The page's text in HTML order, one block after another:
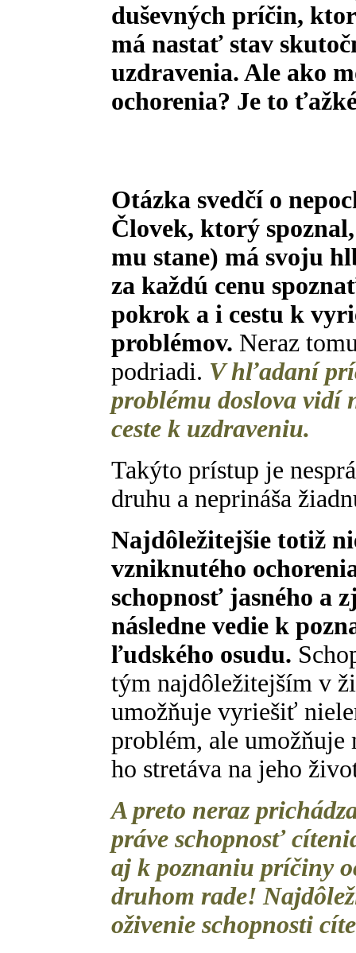
duševných príčin,
má nastať stav
uzdravenia. Ale ako
ochorenia? Je to
Otázka svedčí o
Človek, ktorý
mu stane) má svoju
za každú cenu
pokrok a i cestu k
problémov. Neraz
podriadi. V hľadaní
problému doslova vidí
ceste k uzdraveniu.
Takýto prístup je
druhu a neprináša
Najdôležitejšie totiž
vzniknutého
schopnosť jasného a
následne vedie k
ľudského osudu.
tým najdôležitejším v
umožňuje vyriešiť
problém, ale
ho stretáva na jeho
A preto neraz
práve schopnosť
aj k poznaniu príčiny
druhom rade!
oživenie schopnosti